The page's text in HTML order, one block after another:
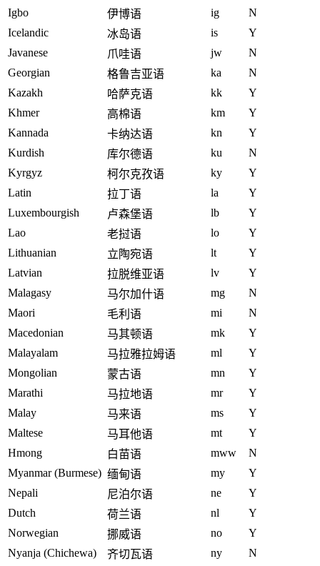
Igbo
伊博语 ig
N
Icelandic
冰岛语 is
Y
Javanese
爪哇语 jw
N
Georgian
格鲁吉亚语 ka
N
Kazakh
哈萨克语 kk
Y
Khmer
高棉语 km
Y
Kannada
卡纳达语 kn
Y
Kurdish
库尔德语 ku
N
Kyrgyz
柯尔克孜语 ky
Y
Latin
拉丁语 la
Y
Luxembourgish
卢森堡语 lb
Y
Lao
老挝语 lo
Y
Lithuanian
立陶宛语 lt
Y
Latvian
拉脱维亚语 lv
Y
Malagasy
马尔加什语 mg
N
Maori
毛利语 mi
N
Macedonian
马其顿语 mk
Y
Malayalam
马拉雅拉姆语 ml
Y
Mongolian
蒙古语 mn
Y
Marathi
马拉地语 mr
Y
Malay
马来语 ms
Y
Maltese
马耳他语 mt
Y
Hmong
白苗语 mww
N
Myanmar (Burmese) 缅甸语 my
Y
Nepali
尼泊尔语 ne
Y
Dutch
荷兰语 nl
Y
Norwegian
挪威语 no
Y
Nyanja (Chichewa)
齐切瓦语 ny
N